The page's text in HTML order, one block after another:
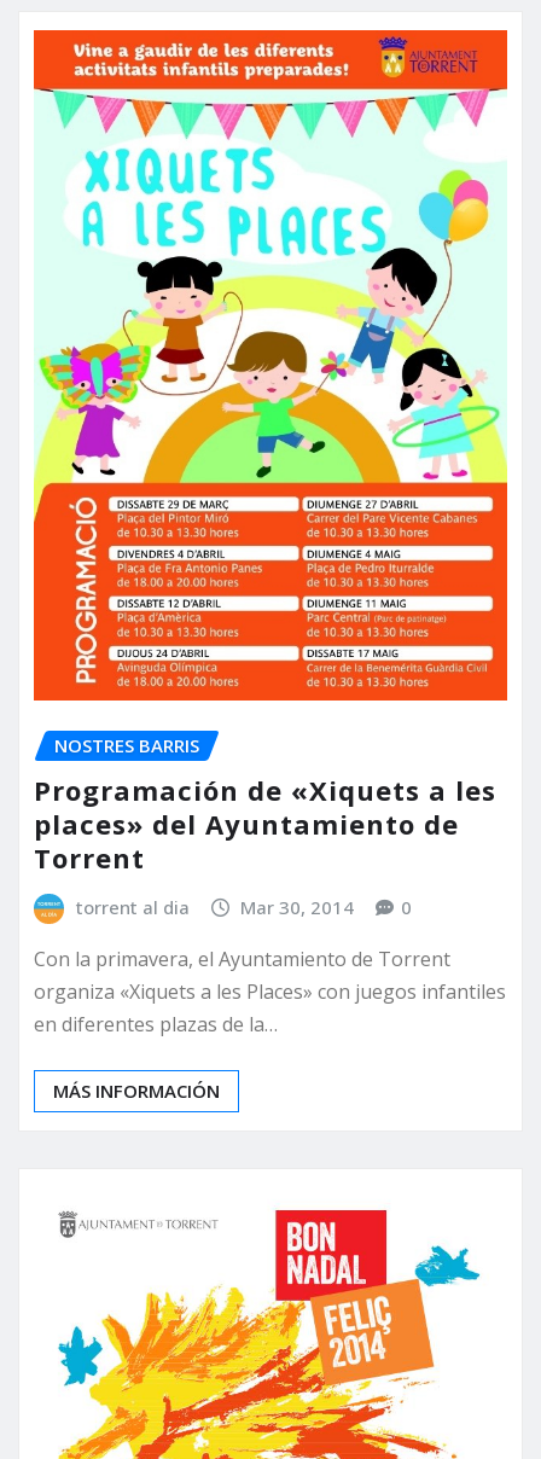
NOSTRES BARRIS
Programación de «Xiquets a les
places» del Ayuntamiento de
Torrent
torrent al dia Mar 30, 2014 0
Con la primavera, el Ayuntamiento de Torrent
organiza «Xiquets a les Places» con juegos infantiles
en diferentes plazas de la…
MÁS INFORMACIÓN